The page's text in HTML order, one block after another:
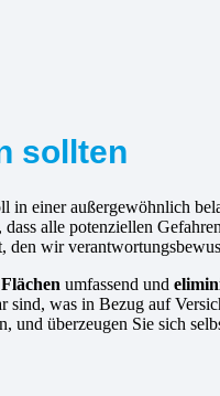
sollten
einer außergewöhnlich
dass alle potenziellen
den wir
umfassend und
sind, was in Bezug auf
und überzeugen Sie sich